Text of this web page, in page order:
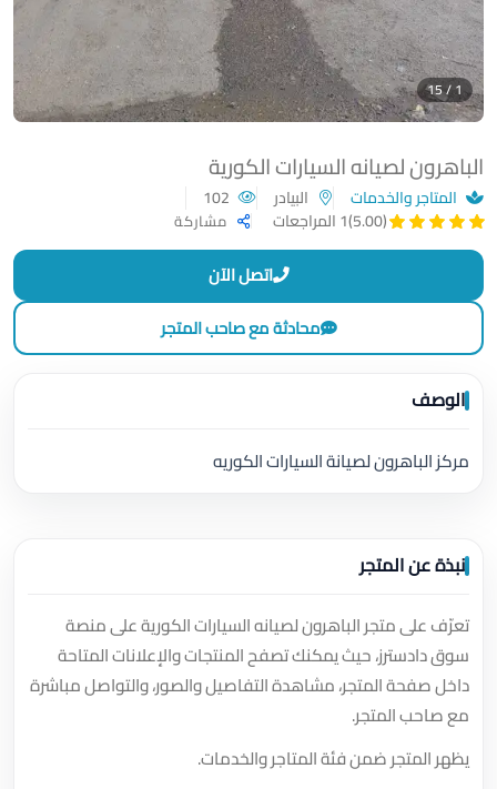
الباهرون لصيانه السيارات الكورية
المتاجر والخدمات البيادر
(5.00)
1 المراجعات مشاركة
1 / 15
اتصل الآن
محادثة مع صاحب المتجر
الوصف
مركز الباهرون لصيانة السيارات الكوريه
نبذة عن المتجر
تعرّف على متجر الباهرون لصيانه السيارات الكورية على منصة
سوق دادسترز، حيث يمكنك تصفح المنتجات والإعلانات المتاحة
داخل صفحة المتجر، مشاهدة التفاصيل والصور، والتواصل مباشرة
مع صاحب المتجر.
يظهر المتجر ضمن فئة المتاجر والخدمات.